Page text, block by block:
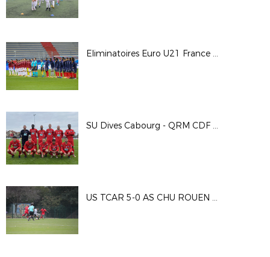
Eliminatoires Euro U21 France 3-1 Suisse
SU Dives Cabourg - QRM CDF 17/10/20
US TCAR 5-0 AS CHU ROUEN - Coupe Nationale Football Entreprise